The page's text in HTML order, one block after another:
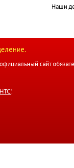
Наши
сайт
.